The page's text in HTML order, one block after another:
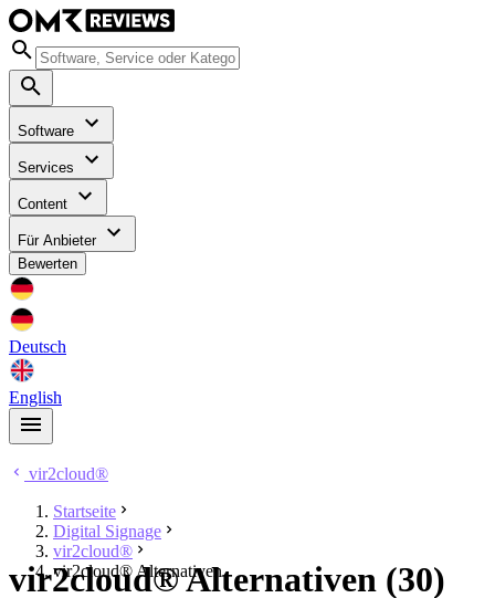
Software
Services
Content
Für Anbieter
Bewerten
Deutsch
English
vir2cloud®
Startseite
Digital Signage
vir2cloud®
vir2cloud® Alternativen
vir2cloud® Alternativen (30)